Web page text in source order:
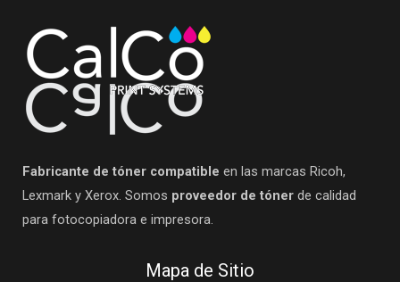
Fabricante de tóner compatible en las marcas Ricoh,
Lexmark y Xerox. Somos proveedor de tóner de calidad
para fotocopiadora e impresora.
Mapa de Sitio